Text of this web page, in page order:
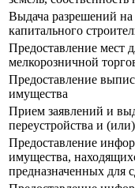
Выдача разрешений на
капитального
Предоставление мест
мелкорозничной
Предоставление
имущества
Прием заявлений и
переустройства и
Предоставление
имущества,
предназначенных для